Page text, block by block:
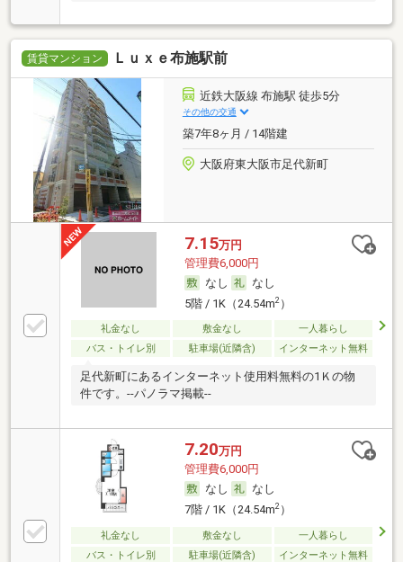
賃貸マンション Ｌｕｘｅ布施駅前
近鉄大阪線 布施駅 徒歩5分
その他の交通
築7年8ヶ月 / 14階建
大阪府東大阪市足代新町
7.15万円
管理費6,000円
なし
なし
5階 / 1K（24.54m2）
礼金なし 敷金なし
一人暮らし
バス・トイレ別
駐車場(近隣含) インターネット無料
足代新町にあるインターネット使用料無料の1Ｋの物
件です。--パノラマ掲載--
7.20万円
管理費6,000円
なし
なし
7階 / 1K（24.54m2）
礼金なし 敷金なし
一人暮らし
バス・トイレ別
駐車場(近隣含) インターネット無料